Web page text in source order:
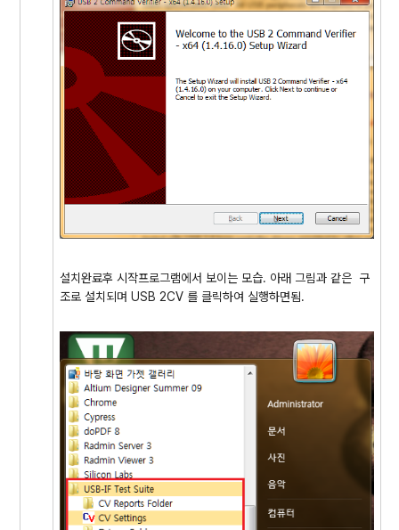
설치완료후 시작프로그램에서 보이는 모습. 아래 그림과 같은 구
조로 설치되며 USB 2CV 를 클릭하여 실행하면됨.